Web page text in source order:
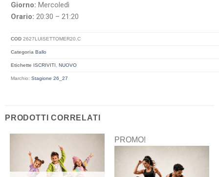
Giorno: Mercoledì
Orario: 20:30 – 21:20
COD2627LUISETTOMER20.C
Categoria Ballo
Etichette ISCRIVITI ,NUOVO
Marchio:Stagione 26_27
PRODOTTI CORRELATI
PROMO!